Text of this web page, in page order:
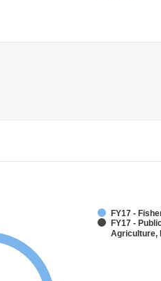
FY17 -
FY17 -
Agriculture,